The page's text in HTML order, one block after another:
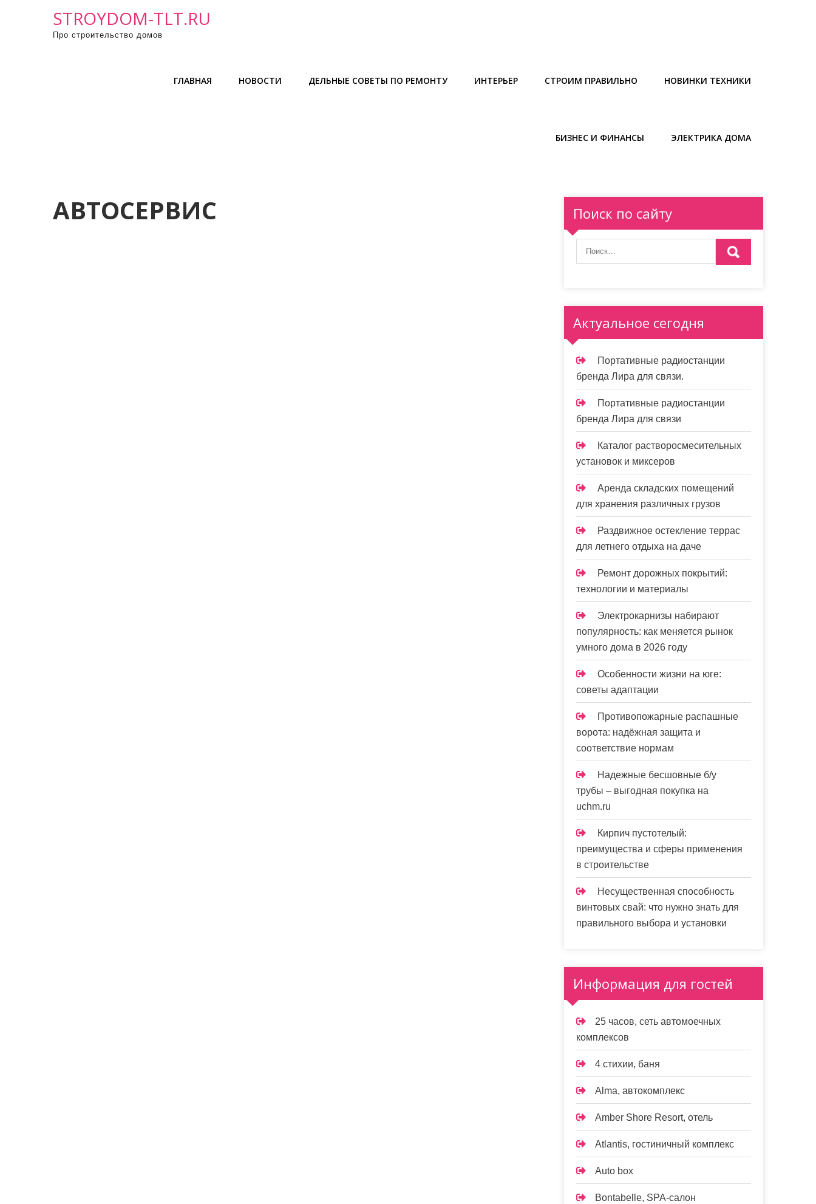
STROYDOM-TLT.RU
Про строительство домов
ГЛАВНАЯ НОВОСТИ ДЕЛЬНЫЕ СОВЕТЫ ПО РЕМОНТУ ИНТЕРЬЕР СТРОИМ ПРАВИЛЬНО НОВИНКИ ТЕХНИКИ
БИЗНЕС И ФИНАНСЫ ЭЛЕКТРИКА ДОМА
АВТОСЕРВИС Поиск по сайту
Актуальное сегодня
Портативные радиостанции
бренда Лира для связи.
Портативные радиостанции
бренда Лира для связи
Каталог растворосмесительных
установок и миксеров
Аренда складских помещений
для хранения различных грузов
Раздвижное остекление террас
для летнего отдыха на даче
Ремонт дорожных покрытий:
технологии и материалы
Электрокарнизы набирают
популярность: как меняется рынок
умного дома в 2026 году
Особенности жизни на юге:
советы адаптации
Противопожарные распашные
ворота: надёжная защита и
соответствие нормам
Надежные бесшовные б/у
трубы – выгодная покупка на
uchm.ru
Кирпич пустотелый:
преимущества и сферы применения
в строительстве
Несущественная способность
винтовых свай: что нужно знать для
правильного выбора и установки
Информация для гостей
25 часов, сеть автомоечных
комплексов
4 стихии, баня
Alma, автокомплекс
Amber Shore Resort, отель
Atlantis, гостиничный комплекс
Auto box
Bontabelle, SPA-салон